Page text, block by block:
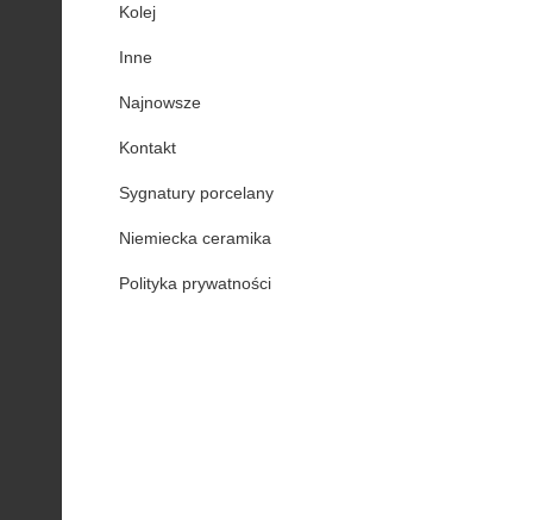
Kolej
Inne
Najnowsze
Kontakt
Sygnatury porcelany
Niemiecka ceramika
Polityka prywatności